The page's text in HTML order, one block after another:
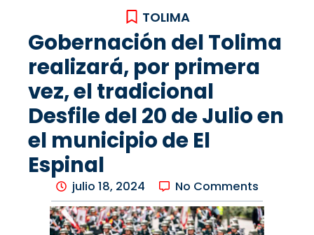
TOLIMA
Gobernación del Tolima
realizará, por primera
vez, el tradicional
Desfile del 20 de Julio en
el municipio de El
Espinal
julio 18, 2024 No Comments